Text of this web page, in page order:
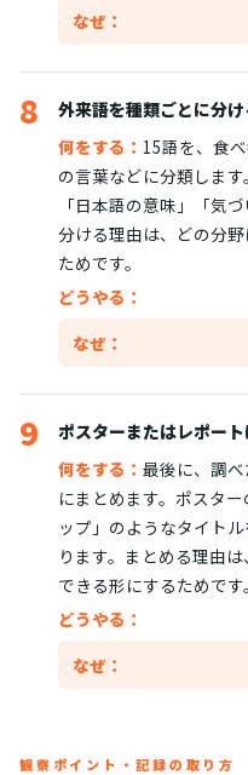
なぜ：
8
外来語を種類ごとに分け
何をする： 15語を、食
の言葉などに分類しま
「日本語の意味」「気
分ける理由は、どの分
ためです。
どうやる：
なぜ：
9
ポスターまたはレポー
何をする： 最後に、調
にまとめます。ポスタ
ップ」のようなタイト
ります。まとめる理由
できる形にするためです。
どうやる：
なぜ：
観察ポイント・記録の取り方